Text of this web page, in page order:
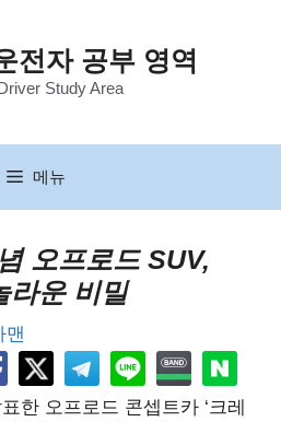
전자 공부 영역
Study Area
메뉴
오프로드 SUV,
라운 비밀
맨
한 오프로드 콘셉트카 ‘크레